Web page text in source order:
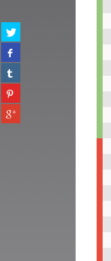
Partager
sur
twitter
(Nouvelle
fenêtre)
Partager
sur
facebook
(Nouvelle
fenêtre)
Partager
sur
tumblr
(Nouvelle
fenêtre)
Partager
sur
pinterest
(Nouvelle
Partager
sur